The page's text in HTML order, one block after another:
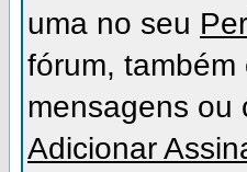
uma no seu
fórum, também
mensagens ou
Adicionar